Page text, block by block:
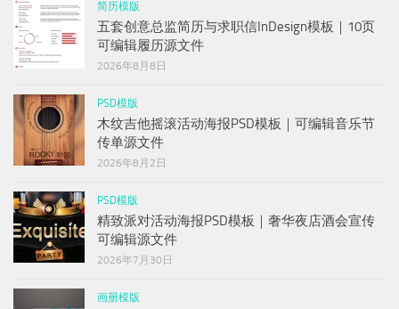
简历模版
五套创意总监简历与求职信InDesign模板｜10页
可编辑履历源文件
2026年8月8日
PSD模版
木纹吉他摇滚活动海报PSD模板｜可编辑音乐节
传单源文件
2026年8月2日
PSD模版
精致派对活动海报PSD模板｜奢华夜店酒会宣传
可编辑源文件
2026年7月30日
画册模版